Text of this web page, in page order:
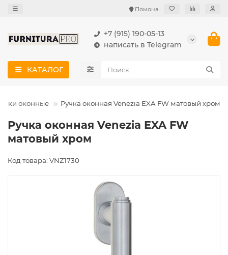
Помона
+7 (915) 190-05-13
написать в Telegram
КАТАЛОГ
оконные Ручка оконная Venezia EXA FW матовый хром
Ручка оконная Venezia EXA FW
матовый хром
Код товара: VNZ1730